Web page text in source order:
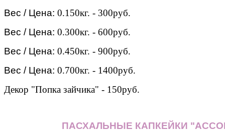
Вес / Цена: 0.150кг. - 300руб.
Вес / Цена: 0.300кг. - 600руб.
Вес / Цена: 0.450кг. - 900руб.
Вес / Цена: 0.700кг. - 1400руб.
Декор "Попка зайчика" - 150руб.
ПАСХАЛЬНЫЕ КАПКЕЙКИ